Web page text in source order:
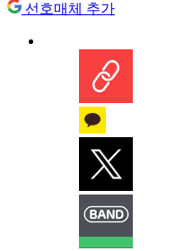
선호매체 추가